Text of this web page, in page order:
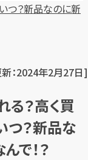
つ？新品なのに新
：2024年2月27日]
る？高く買
つ？新品な
で！？